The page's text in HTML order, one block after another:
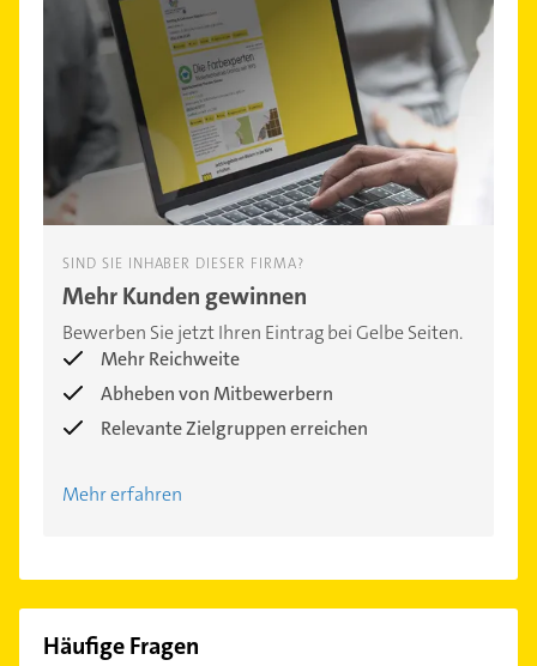
SIND SIE INHABER DIESER FIRMA?
Mehr Kunden gewinnen
Bewerben Sie jetzt Ihren Eintrag bei Gelbe Seiten.
Mehr Reichweite
Abheben von Mitbewerbern
Relevante Zielgruppen erreichen
Mehr erfahren
Häufige Fragen